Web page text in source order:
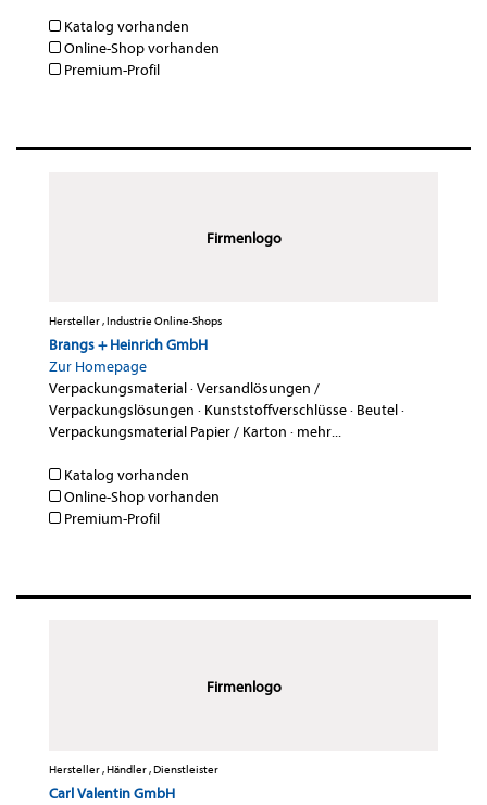
Katalog vorhanden
Online-Shop vorhanden
Premium-Profil
Firmenlogo
Hersteller , Industrie Online-Shops
Brangs + Heinrich GmbH
Zur Homepage
Verpackungsmaterial·Versandlösungen /
Verpackungslösungen · Kunststoffverschlüsse· Beutel·
Verpackungsmaterial Papier / Karton · mehr...
Katalog vorhanden
Online-Shop vorhanden
Premium-Profil
Firmenlogo
Hersteller , Händler , Dienstleister
Carl Valentin GmbH